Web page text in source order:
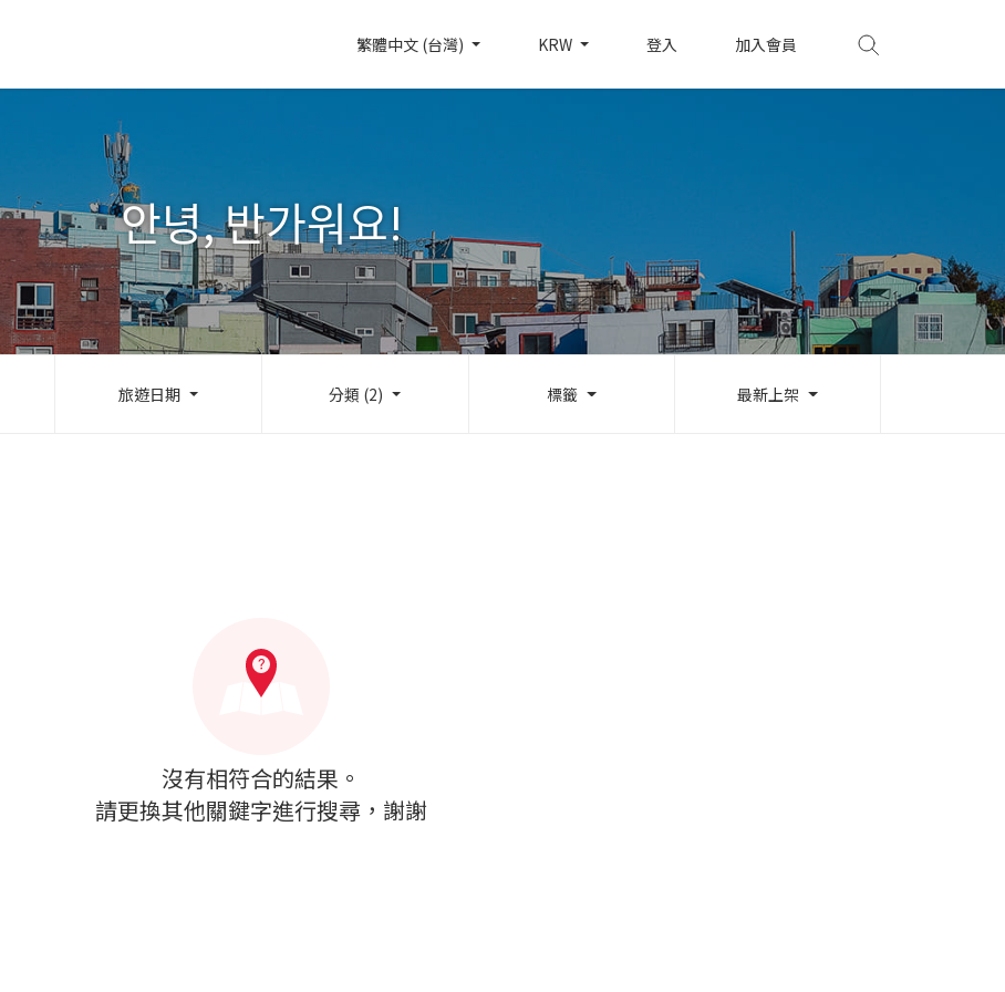
繁體中文 (台灣) KRW 登入 加入會員
안녕, 반가워요!
旅遊日期 分類 (2) 標籤 最新上架
沒有相符合的結果。
請更換其他關鍵字進行搜尋，謝謝